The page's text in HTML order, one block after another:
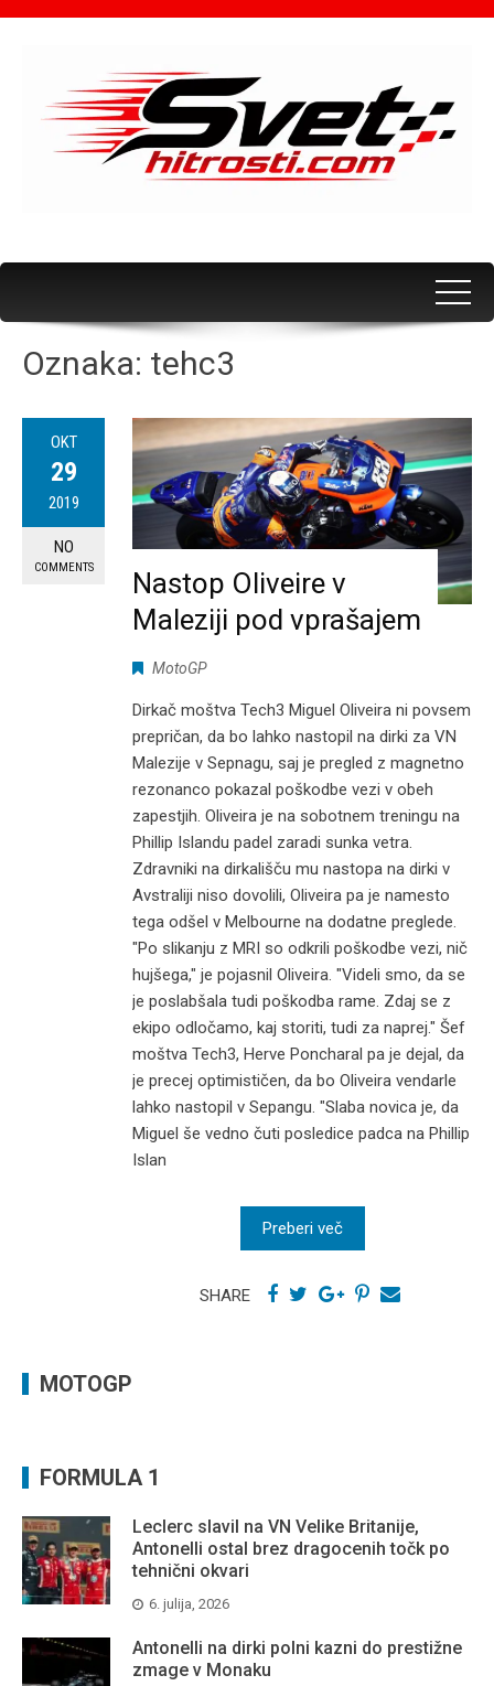
Oznaka: tehc3
OKT
29
2019
NO
COMMENTS
Nastop Oliveire v
Maleziji pod vprašajem
MotoGP
Dirkač moštva Tech3 Miguel Oliveira ni povsem
prepričan, da bo lahko nastopil na dirki za VN
Malezije v Sepnagu, saj je pregled z magnetno
rezonanco pokazal poškodbe vezi v obeh
zapestjih. Oliveira je na sobotnem treningu na
Phillip Islandu padel zaradi sunka vetra.
Zdravniki na dirkališču mu nastopa na dirki v
Avstraliji niso dovolili, Oliveira pa je namesto
tega odšel v Melbourne na dodatne preglede.
"Po slikanju z MRI so odkrili poškodbe vezi, nič
hujšega," je pojasnil Oliveira. "Videli smo, da se
je poslabšala tudi poškodba rame. Zdaj se z
ekipo odločamo, kaj storiti, tudi za naprej." Šef
moštva Tech3, Herve Poncharal pa je dejal, da
je precej optimističen, da bo Oliveira vendarle
lahko nastopil v Sepangu. "Slaba novica je, da
Miguel še vedno čuti posledice padca na Phillip
Islan
Preberi več
SHARE
MOTOGP
FORMULA 1
Leclerc slavil na VN Velike Britanije,
Antonelli ostal brez dragocenih točk po
tehnični okvari
6. julija, 2026
Antonelli na dirki polni kazni do prestižne
zmage v Monaku